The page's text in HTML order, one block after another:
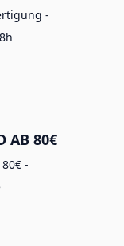
-
AB 80€
-